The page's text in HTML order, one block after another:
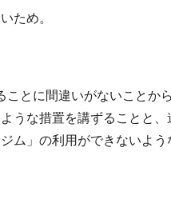
ため。
とに間違いがないことから
うな措置を講ずることと、
ム」の利用ができないよう